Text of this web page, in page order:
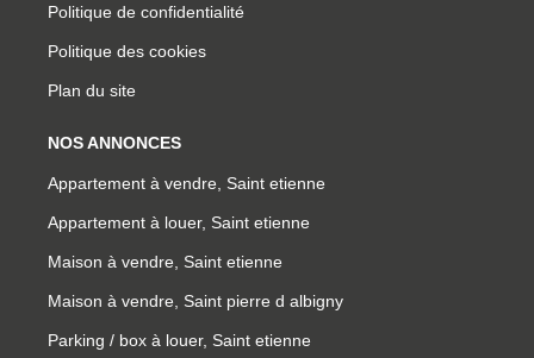
Politique de confidentialité
Politique des cookies
Plan du site
NOS ANNONCES
Appartement à vendre, Saint etienne
Appartement à louer, Saint etienne
Maison à vendre, Saint etienne
Maison à vendre, Saint pierre d albigny
Parking / box à louer, Saint etienne